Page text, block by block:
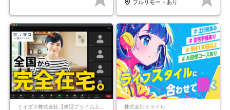
フルリモートあり
株式会社ミライル